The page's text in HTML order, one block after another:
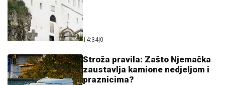
14:34 0
Stroža pravila: Zašto Njemačka
zaustavlja kamione nedjeljom i
praznicima?